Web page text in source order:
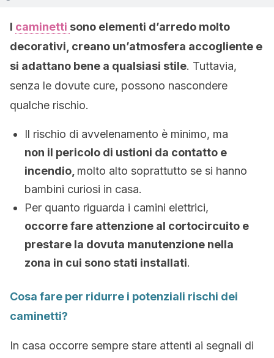
I caminetti sono elementi d’arredo molto
decorativi, creano un’atmosfera accogliente e
si adattano bene a qualsiasi stile. Tuttavia,
senza le dovute cure, possono nascondere
qualche rischio.
Il rischio di avvelenamento è minimo, ma
non il pericolo di ustioni da contatto e
incendio, molto alto soprattutto se si hanno
bambini curiosi in casa.
Per quanto riguarda i camini elettrici,
occorre fare attenzione al cortocircuito e
prestare la dovuta manutenzione nella
zona in cui sono stati installati.
Cosa fare per ridurre i potenziali rischi dei
caminetti?
In casa occorre sempre stare attenti ai segnali di